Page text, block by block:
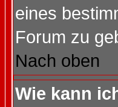
eines
Forum zu
Nach oben
Wie kann